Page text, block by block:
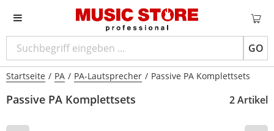
GO
Startseite / PA / PA-Lautsprecher / Passive PA Komplettsets
Passive PA Komplettsets 2 Artikel